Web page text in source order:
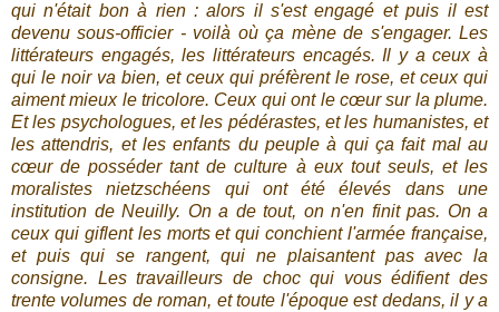
qui n'était bon à rien : alors il s'est engagé et puis il est
devenu sous-officier - voilà où ça mène de s'engager. Les
littérateurs engagés, les littérateurs encagés. Il y a ceux à
qui le noir va bien, et ceux qui préfèrent le rose, et ceux qui
aiment mieux le tricolore. Ceux qui ont le cœur sur la plume.
Et les psychologues, et les pédérastes, et les humanistes, et
les attendris, et les enfants du peuple à qui ça fait mal au
cœur de posséder tant de culture à eux tout seuls, et les
moralistes nietzschéens qui ont été élevés dans une
institution de Neuilly. On a de tout, on n'en finit pas. On a
ceux qui giflent les morts et qui conchient l'armée française,
et puis qui se rangent, qui ne plaisantent pas avec la
consigne. Les travailleurs de choc qui vous édifient des
trente volumes de roman, et toute l'époque est dedans, il y a